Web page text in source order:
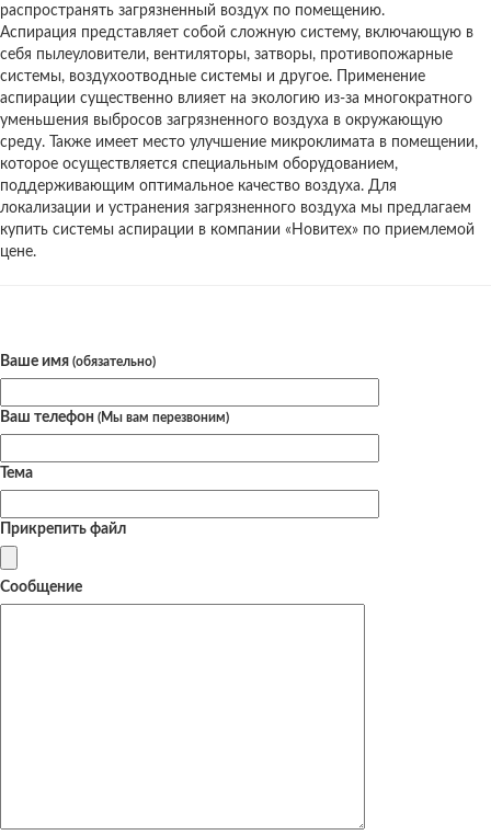
распространять загрязненный воздух по помещению.
Аспирация представляет собой сложную систему, включающую в
себя пылеуловители, вентиляторы, затворы, противопожарные
системы, воздухоотводные системы и другое. Применение
аспирации существенно влияет на экологию из-за многократного
уменьшения выбросов загрязненного воздуха в окружающую
среду. Также имеет место улучшение микроклимата в помещении,
которое осуществляется специальным оборудованием,
поддерживающим оптимальное качество воздуха. Для
локализации и устранения загрязненного воздуха мы предлагаем
купить системы аспирации в компании «Новитех» по приемлемой
цене.
Ваше имя (обязательно)
Ваш телефон (Мы вам перезвоним)
Тема
Прикрепить файл
Сообщение